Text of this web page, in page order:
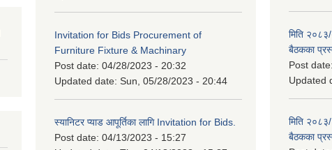
Invitation for Bids Procurement of
Furniture Fixture & Machinary
Post date: 04/28/2023 - 20:32
Updated date: Sun, 05/28/2023 - 20:44
स्यानिटर प्याड आपूर्तिका लागि Invitation for Bids.
Post date: 04/13/2023 - 15:27
मिति
बैठकका
Post date:
Updated
मिति
बैठकका